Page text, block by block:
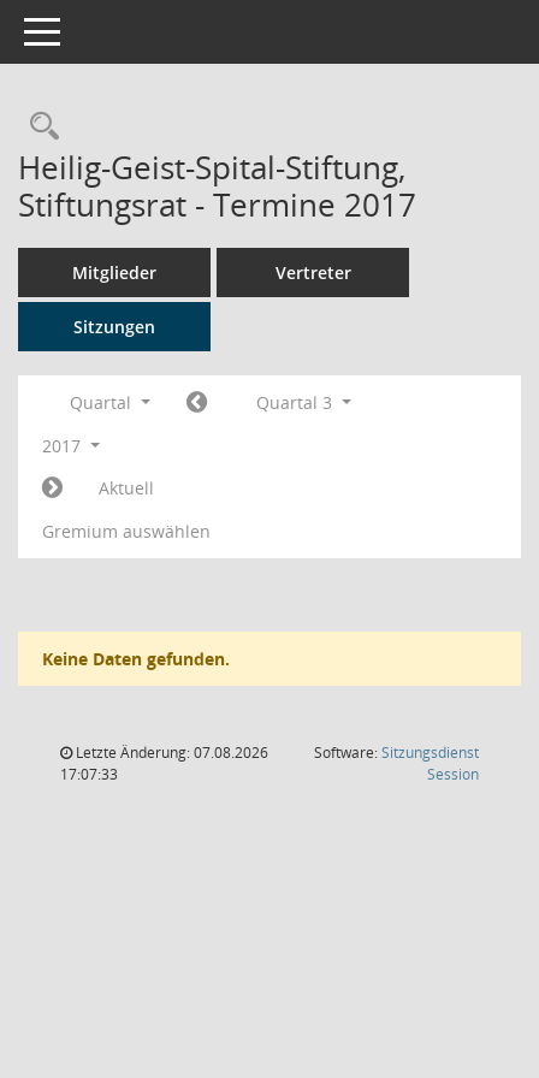
Toggle navigation
Rechercheauswahl
Heilig-Geist-Spital-Stiftung,
Stiftungsrat - Termine 2017
Mitglieder Vertreter
Sitzungen
Quartal
Quartal 3
2017
Aktuell
Gremium auswählen
Keine Daten gefunden.
Letzte Änderung: 07.08.2026
17:07:33
Software:Sitzungsdienst
Session(Wird in